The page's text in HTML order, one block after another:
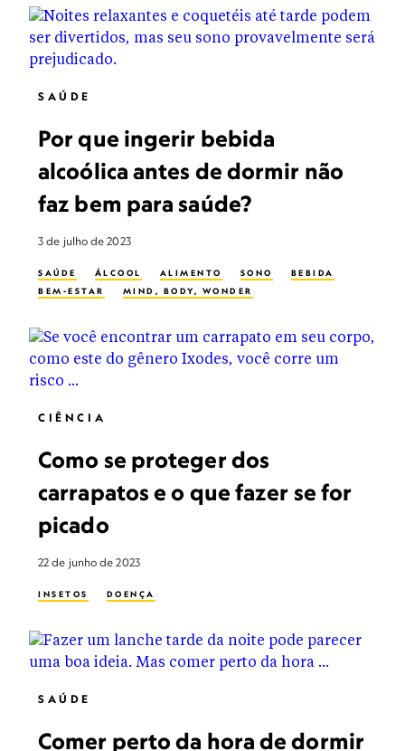
SAÚDE
Por que ingerir bebida
alcoólica antes de dormir não
faz bem para saúde?
3 de julho de 2023
SAÚDE ÁLCOOL ALIMENTO SONO
BEBIDA
BEM-ESTAR
MIND, BODY, WONDER
CIÊNCIA
Como se proteger dos
carrapatos e o que fazer se for
picado
22 de junho de 2023
INSETOS DOENÇA
SAÚDE
Comer perto da hora de dormir